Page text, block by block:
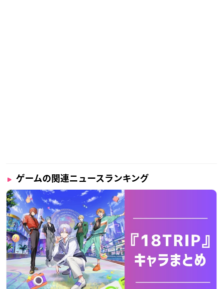
ゲームの関連ニュースランキング